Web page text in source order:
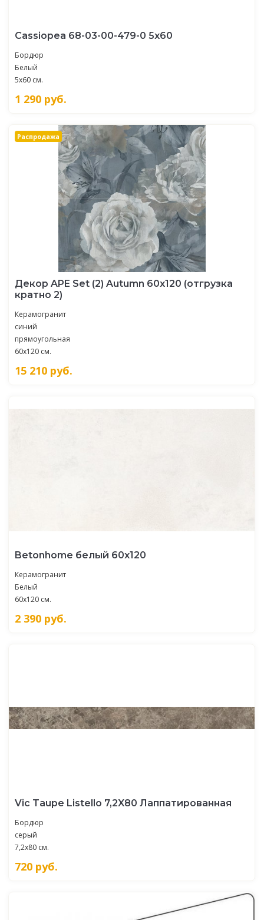
Cassiopea 68-03-00-479-0 5х60
Бордюр
Белый
5x60 см.
1 290 руб.
Распродажа
Декор APE Set (2) Autumn 60х120 (отгрузка
кратно 2)
Керамогранит
синий
прямоугольная
60x120 см.
15 210 руб.
Betonhome белый 60х120
Керамогранит
Белый
60x120 см.
2 390 руб.
Vic Taupe Listello 7,2X80 Лаппатированная
Бордюр
серый
7,2x80 см.
720 руб.